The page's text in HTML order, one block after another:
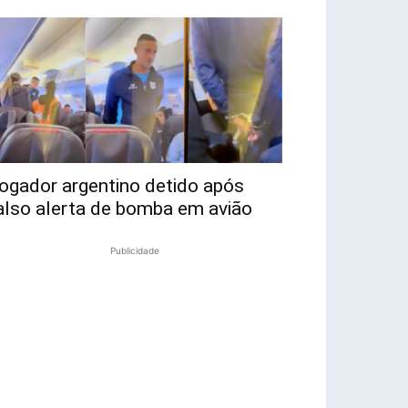
argentino detido após
alerta de bomba em avião
Publicidade